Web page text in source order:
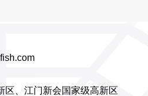
区、江门新会国家级高新区